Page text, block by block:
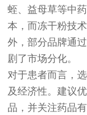
蛭、益母草等中
本，而冻干粉技
外，部分品牌通
剧了市场分化。
对于患者而言，
及经济性。建议
品，并关注药品